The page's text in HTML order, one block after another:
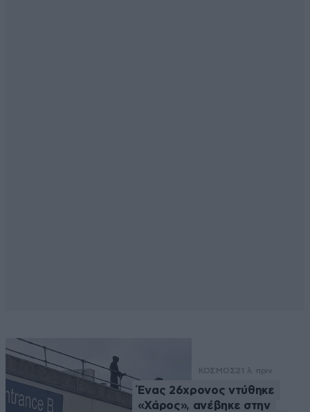
ΚΟΣΜΟΣ21 λ. πριν
Ένας 26χρονος ντύθηκε
«Χάρος», ανέβηκε στην